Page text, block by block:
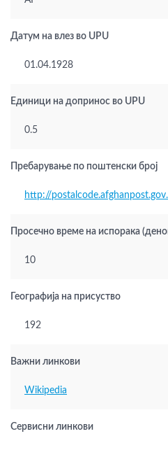
Датум на влез во UPU
01.04.1928
Единици на допринос во UPU
0.5
Пребарување по поштенски број
http://
Просечно време на испорака
10
Географија на присуство
192
Важни линкови
Wikipedia
Сервисни линкови